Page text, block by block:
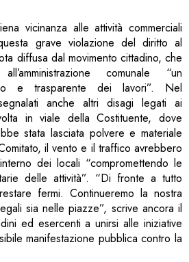
vicinanza alle attività commerciali
grave violazione del diritto al
diffusa dal movimento cittadino, che
comunale “un
e trasparente dei lavori”. Nel
anche altri disagi legati ai
in viale della Costituente, dove
stata lasciata polvere e materiale
il vento e il traffico avrebbero
dei locali “compromettendo le
delle attività”. “Di fronte a tutto
fermi. Continueremo la nostra
sia nelle piazze”, scrive ancora il
ed esercenti a unirsi alle iniziative
manifestazione pubblica contro la